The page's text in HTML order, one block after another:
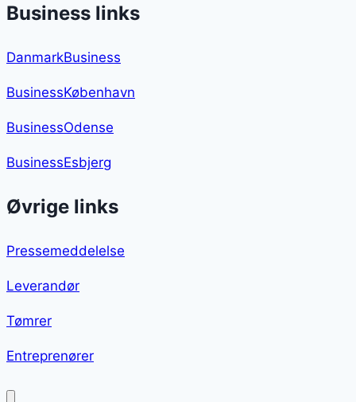
Business links
DanmarkBusiness
BusinessKøbenhavn
BusinessOdense
BusinessEsbjerg
Øvrige links
Pressemeddelelse
Leverandør
Tømrer
Entreprenører